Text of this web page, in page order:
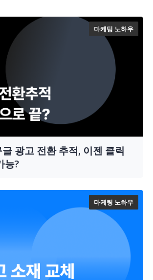
마케팅 노하우
광고 전환 추적, 이젠 클릭
능?
마케팅 노하우